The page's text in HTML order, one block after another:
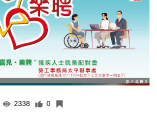
2338 0